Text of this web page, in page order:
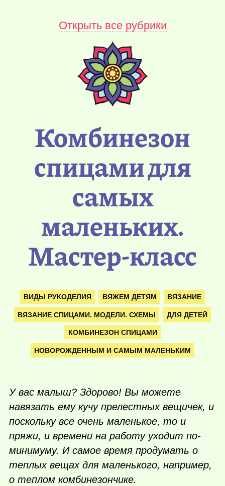
Открыть все рубрики
Комбинезон
спицами для
самых
маленьких.
Мастер-класс
ВИДЫ РУКОДЕЛИЯ ВЯЖЕМ ДЕТЯМ ВЯЗАНИЕ
ВЯЗАНИЕ СПИЦАМИ. МОДЕЛИ. СХЕМЫ ДЛЯ ДЕТЕЙ
КОМБИНЕЗОН СПИЦАМИ
НОВОРОЖДЕННЫМ И САМЫМ МАЛЕНЬКИМ
У вас малыш? Здорово! Вы можете
навязать ему кучу прелестных вещичек, и
поскольку все очень маленькое, то и
пряжи, и времени на работу уходит по-
минимуму. И самое время продумать о
теплых вещах для маленького, например,
о теплом комбинезончике.